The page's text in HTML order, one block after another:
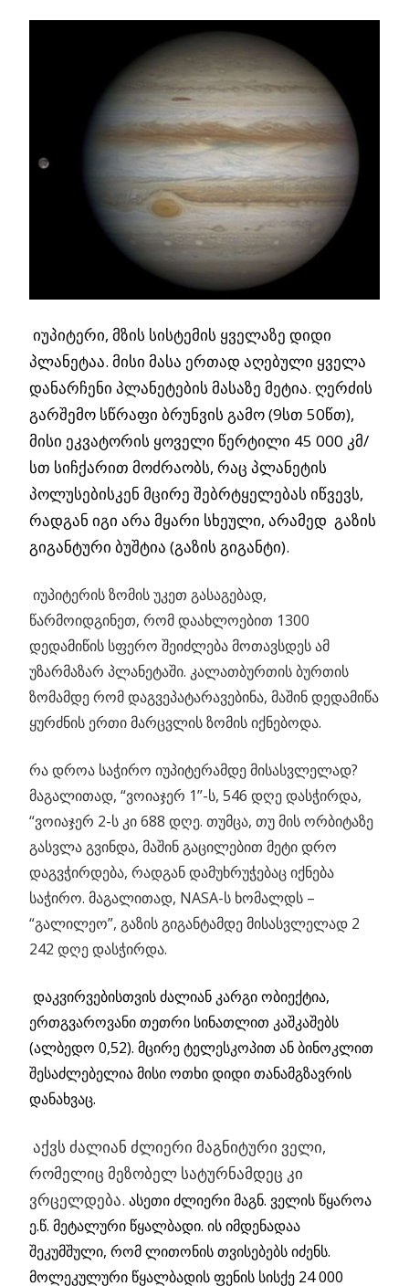
იუპიტერი, მზის სისტემის ყველაზე დიდი
პლანეტაა. მისი მასა ერთად აღებული ყველა
დანარჩენი პლანეტების მასაზე მეტია. ღერძის
გარშემო სწრაფი ბრუნვის გამო (9სთ 50წთ),
მისი ეკვატორის ყოველი წერტილი 45 000 კმ/
სთ სიჩქარით მოძრაობს, რაც პლანეტის
პოლუსებისკენ მცირე შებრტყელებას იწვევს,
რადგან იგი არა მყარი სხეული, არამედ გაზის
გიგანტური ბუშტია (გაზის გიგანტი).
იუპიტერის ზომის უკეთ გასაგებად,
წარმოიდგინეთ, რომ დაახლოებით 1300
დედამიწის სფერო შეიძლება მოთავსდეს ამ
უზარმაზარ პლანეტაში. კალათბურთის ბურთის
ზომამდე რომ დაგვეპატარავებინა, მაშინ დედამიწა
ყურძნის ერთი მარცვლის ზომის იქნებოდა.
რა დროა საჭირო იუპიტერამდე მისასვლელად?
მაგალითად, “ვოიაჯერ 1”-ს, 546 დღე დასჭირდა,
“ვოიაჯერ 2-ს კი 688 დღე. თუმცა, თუ მის ორბიტაზე
გასვლა გვინდა, მაშინ გაცილებით მეტი დრო
დაგვჭირდება, რადგან დამუხრუჭებაც იქნება
საჭირო. მაგალითად, NASA-ს ხომალდს –
“გალილეო”, გაზის გიგანტამდე მისასვლელად 2
242 დღე დასჭირდა.
დაკვირვებისთვის ძალიან კარგი ობიექტია,
ერთგვაროვანი თეთრი სინათლით კაშკაშებს
(ალბედო 0,52). მცირე ტელესკოპით ან ბინოკლით
შესაძლებელია მისი ოთხი დიდი თანამგზავრის
დანახვაც.
აქვს ძალიან ძლიერი მაგნიტური ველი,
რომელიც მეზობელ სატურნამდეც კი
ვრცელდება. ასეთი ძლიერი მაგნ. ველის წყაროა
ე.წ. მეტალური წყალბადი. ის იმდენადაა
შეკუმშული, რომ ლითონის თვისებებს იძენს.
მოლეკულური წყალბადის ფენის სისქე 24 000